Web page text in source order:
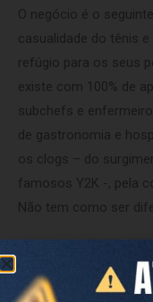
O negócio é o
casualidade do tênis
refúgio para os seus
existe com 100% de
subchefs e
de gastronomia e
os clogs – do
famosos Y2K -, pela
Não tem como ser
Os homens
zero medo de ousar
design repaginado,